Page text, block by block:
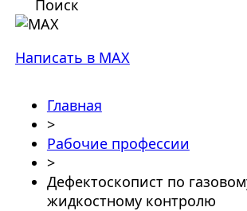
Поиск
Написать в MAX
Главная
>
Рабочие профессии
>
Дефектоскопист по
жидкостному контролю